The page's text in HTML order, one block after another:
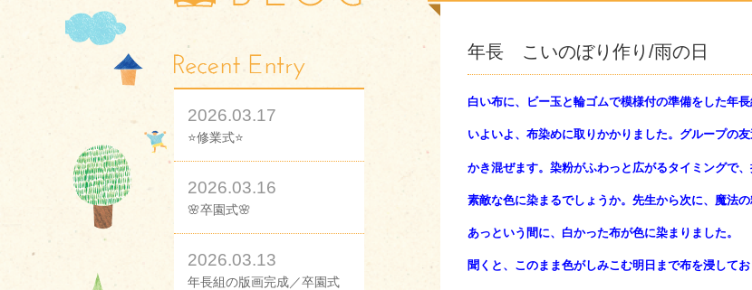
2026.03.17
⭐修業式⭐
2026.03.16
🌸卒園式🌸
2026.03.13
年長組の版画完成／卒園式
年長 こいのぼり作り/雨の日
白い布に、ビー玉と輪ゴムで模様付の準備をした年長
いよいよ、布染めに取りかかりました。グループの
かき混ぜます。染粉がふわっと広がるタイミングで
素敵な色に染まるでしょうか。先生から次に、魔法
あっという間に、白かった布が色に染まりました。
聞くと、このまま色がしみこむ明日まで布を浸してお